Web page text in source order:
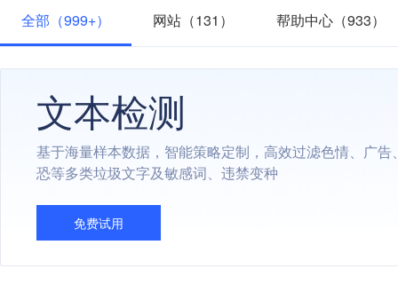
全部（999+） 网站（131） 帮助中心（933）
文本检测
基于海量样本数据，智能策略定制，高效过滤色情、广告
恐等多类垃圾文字及敏感词、违禁变种
免费试用